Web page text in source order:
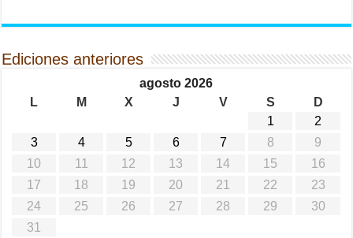
Ediciones anteriores
agosto 2026
L
M X J V S
D
1
2
3
4 5 6 7 8
9
10
11 12 13 14 15
16
17
18 19 20 21 22
23
24
25 26 27 28 29
30
31